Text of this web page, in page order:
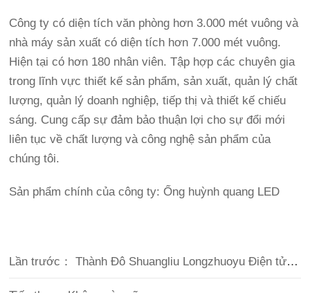
Công ty có diện tích văn phòng hơn 3.000 mét vuông và
nhà máy sản xuất có diện tích hơn 7.000 mét vuông.
Hiện tại có hơn 180 nhân viên. Tập hợp các chuyên gia
trong lĩnh vực thiết kế sản phẩm, sản xuất, quản lý chất
lượng, quản lý doanh nghiệp, tiếp thị và thiết kế chiếu
sáng. Cung cấp sự đảm bảo thuận lợi cho sự đổi mới
liên tục về chất lượng và công nghệ sản phẩm của
chúng tôi.
Sản phẩm chính của công ty: Ống huỳnh quang LED
Lần trước： Thành Đô Shuangliu Longzhuoyu Điện tử Công ty TNHH